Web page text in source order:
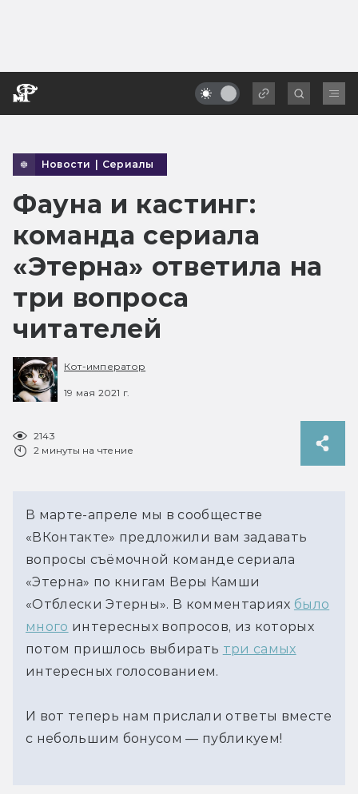
Новости | Сериалы
Фауна и кастинг:
команда сериала
«Этерна» ответила на
три вопроса
читателей
Кот-император
19 мая 2021 г.
2143
2 минуты на чтение
В марте-апреле мы в сообществе
«ВКонтакте» предложили вам задавать
вопросы съёмочной команде сериала
«Этерна» по книгам Веры Камши
«Отблески Этерны». В комментариях было
много интересных вопросов, из которых
потом пришлось выбирать три самых
интересных голосованием.
И вот теперь нам прислали ответы вместе
с небольшим бонусом — публикуем!